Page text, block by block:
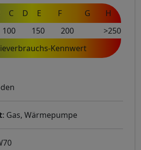
C D E F G H
100 150 200
>250
Kennwert
: Gas, Wärmepumpe